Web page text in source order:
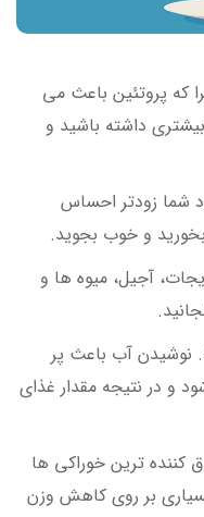
که پروتئین باعث می
داشته باشید و
شما زودتر احساس
و خوب بجوید.
آجیل، میوه ها و
نوشیدن آب باعث پر
در نتیجه مقدار غذای
ترین خوراکی ها
بر روی کاهش وزن